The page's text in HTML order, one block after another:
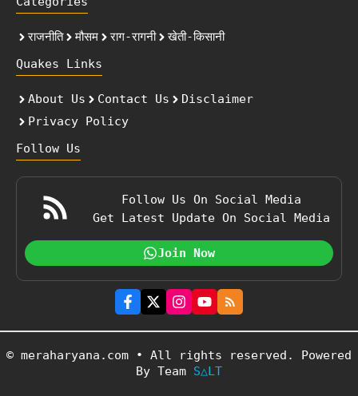
राजनीति मौसम राग-रागनी
खेती-किसानी
Quakes Links
About Us Contact Us
Disclaimer
Privacy Policy
Follow Us
Follow Us On Social Media
Get Latest Update On Social Media
Join Now
© meraharyana.com • All rights reserved. Powered
By Team S△LT